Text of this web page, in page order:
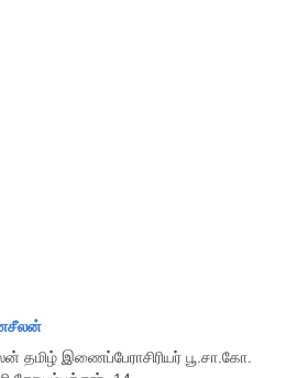
தமிழ் இணைப்பேராசிரியர் பூ.சா.கோ.